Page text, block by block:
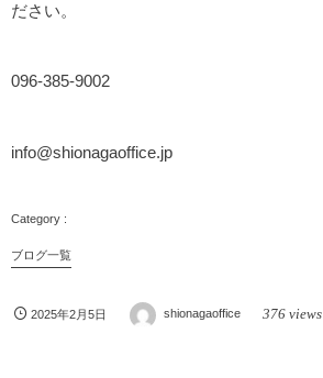
ださい。
096-385-9002
info@shionagaoffice.jp
ブログ一覧
2025年2月5日 shionagaoffice 376 views